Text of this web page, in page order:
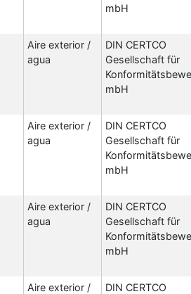
mbH
Aire exterior /
agua
DIN CERTCO
Gesellschaft für
mbH
Aire exterior /
agua
DIN CERTCO
Gesellschaft für
mbH
Aire exterior /
agua
DIN CERTCO
Gesellschaft für
mbH
Aire exterior /
DIN CERTCO